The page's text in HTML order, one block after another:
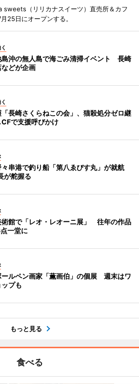
sweets（リリカナスイーツ）直売所＆カフ
25日にオープンする。
島沖の無人島で海ごみ清掃イベント 長崎
どが企画
長崎さくらねこの会」、猫殺処分ゼロ継
で支援呼びかけ
々串港で釣り船「第八ゑびす丸」が就航
が舵握る
術館で「レオ・レオーニ展」 往年の作品
一堂に
ールペン画家「薫画伯」の個展 週末はワ
プも
もっと見る
食べる